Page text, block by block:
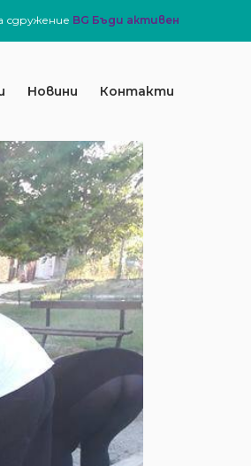
сдружение BG Бъди активен
Новини Контакти